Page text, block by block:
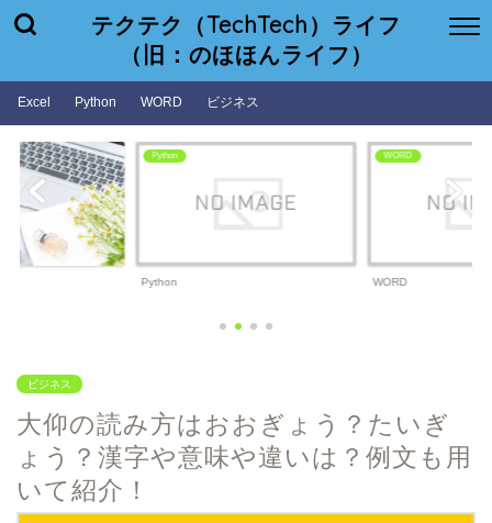
テクテク（TechTech）ライフ
（旧：のほほんライフ）
Excel Python WORD ビジネス
WORD
WORD
ビジネス
ビジネス
ビジネス
大仰の読み方はおおぎょう？たいぎ
ょう？漢字や意味や違いは？例文も用
いて紹介！